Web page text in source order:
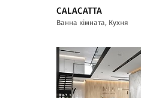
CALACATTA
Ванна кімната, Кухня